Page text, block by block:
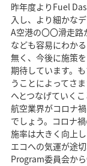
昨年度よりFuel
入し、より細かな
A空港の〇〇滑走路
なども容易にわか
無く、今後に施策
期待しています。
うことによってさ
へとつなげていくこ
航空業界がコロナ
でしょう。コロナ
施率は大きく向上
エコへの気運が途
Program委員会か